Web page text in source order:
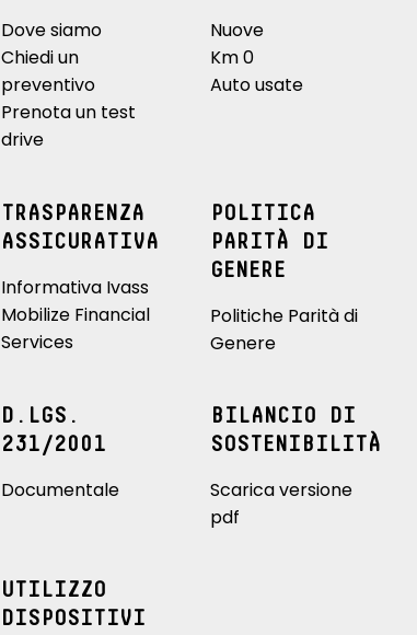
Dove siamo
Chiedi un
preventivo
Prenota un test
drive
Nuove
Km 0
Auto usate
TRASPARENZA
ASSICURATIVA
Informativa Ivass
Mobilize Financial
Services
POLITICA
PARITÀ DI
GENERE
Politiche Parità di
Genere
D.LGS.
231/2001
Documentale
BILANCIO DI
SOSTENIBILITÀ
Scarica versione
pdf
UTILIZZO
DISPOSITIVI